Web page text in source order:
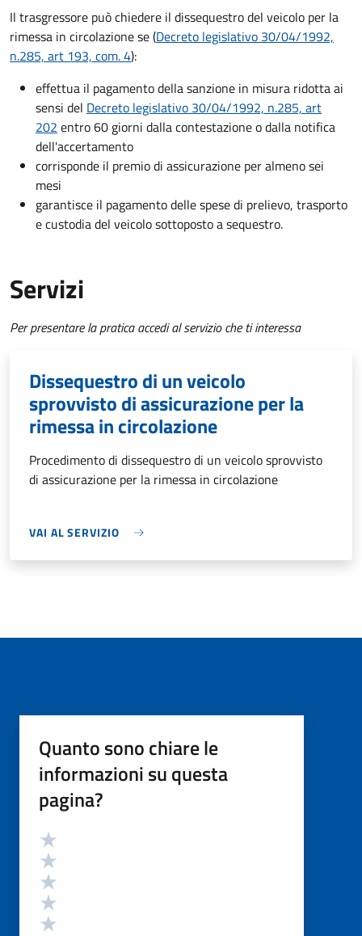
Il trasgressore può chiedere il dissequestro del veicolo per la
rimessa in circolazione se (Decreto legislativo 30/04/1992,
n.285, art 193, com. 4):
effettua il pagamento della sanzione in misura ridotta ai
sensi del Decreto legislativo 30/04/1992, n.285, art
202 entro 60 giorni dalla contestazione o dalla notifica
dell'accertamento
corrisponde il premio di assicurazione per almeno sei
mesi
garantisce il pagamento delle spese di prelievo, trasporto
e custodia del veicolo sottoposto a sequestro.
Servizi
Per presentare la pratica accedi al servizio che ti interessa
Dissequestro di un veicolo
sprovvisto di assicurazione per la
rimessa in circolazione
Procedimento di dissequestro di un veicolo sprovvisto
di assicurazione per la rimessa in circolazione
VAI AL SERVIZIO
Quanto sono chiare le
informazioni su questa
pagina?
Valutazione